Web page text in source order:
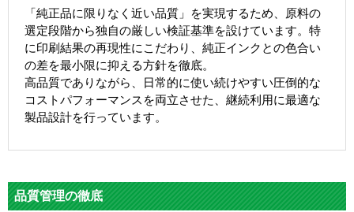
「純正品に限りなく近い品質」を実現するため、原料の
選定段階から独自の厳しい検証基準を設けています。特
に印刷結果の再現性にこだわり、純正インクとの色合い
の差を最小限に抑える方針を徹底。
高品質でありながら、日常的に使い続けやすい圧倒的な
コストパフォーマンスを両立させた、継続利用に最適な
製品設計を行っています。
品質管理の徹底